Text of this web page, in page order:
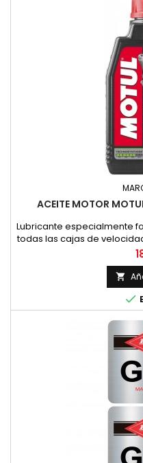
ACEITE MOTOR
Lubricante especialmente
todas las cajas de
embrague sumergido,
lubricante de viscosidad
YAMAHA, SUZUKI,
recomendable su uso

